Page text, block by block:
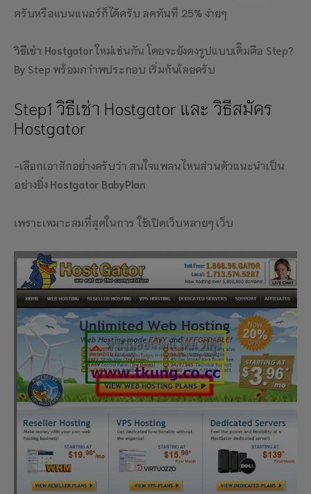
ครับหรือแบนแนอร์ก็ได้ครับ ลดทันที 25% ง่ายๆ
วิธีเช่า Hostgatorใหม่เช่นกัน โดยจะยังคงรูปแบบเดิิมคือ Step?
By Step พร้อมภาำพประกอบ เริ่มกันเ้ลยครับ
Step1 วิธีเช่า Hostgator และ วิธีสมัคร
Hostgator
-เลือกเอาสักอย่่างครับว่า สนใจแพลนไหนส่วนตัวแนะนำเป็น
อย่างยิ่ง Hostgator BabyPlan
เพราะเหมาะสมที่สุดในการ ใช้เปิดเว็บหลายๆ เว็บ